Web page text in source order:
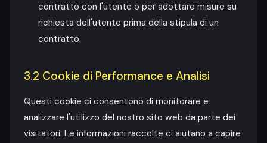
contratto con l'utente o per adottare misure su
richiesta dell'utente prima della stipula di un
contratto.
3.2 Cookie di Performance e Analisi
Questi cookie ci consentono di monitorare e
analizzare l'utilizzo del nostro sito web da parte dei
visitatori. Le informazioni raccolte ci aiutano a capire